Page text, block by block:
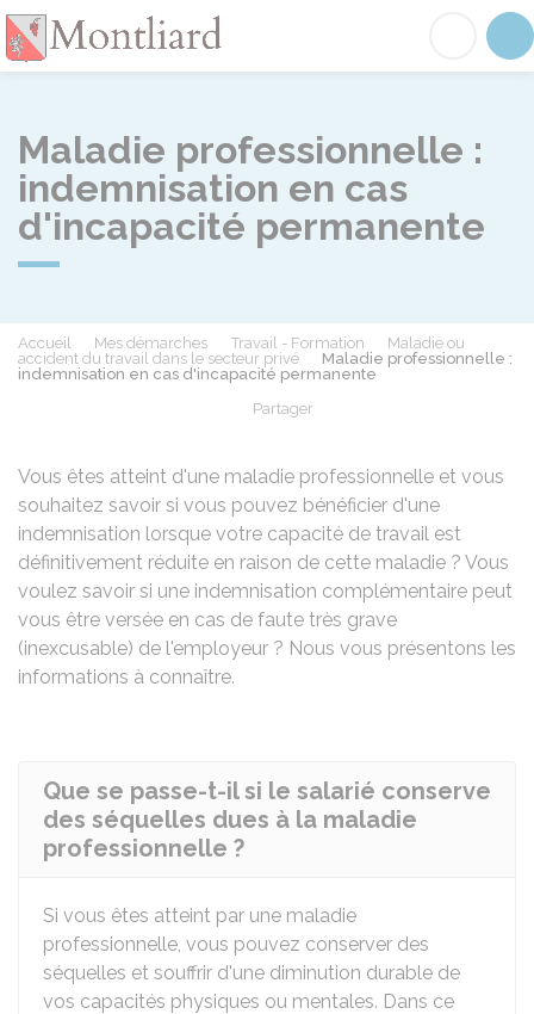
Maladie professionnelle :
indemnisation en cas
d'incapacité permanente
Accueil Mes démarches Travail - Formation
Maladie ou
accident du travail dans le secteur privé
Maladie professionnelle :
indemnisation en cas d'incapacité permanente
Partager
Vous êtes atteint d'une maladie professionnelle et vous
souhaitez savoir si vous pouvez bénéficier d'une
indemnisation lorsque votre capacité de travail est
définitivement réduite en raison de cette maladie ? Vous
voulez savoir si une indemnisation complémentaire peut
vous être versée en cas de faute très grave
(inexcusable) de l'employeur ? Nous vous présentons les
informations à connaître.
Que se passe-t-il si le salarié conserve
des séquelles dues à la maladie
professionnelle ?
Si vous êtes atteint par une maladie
professionnelle, vous pouvez conserver des
séquelles et souffrir d'une diminution durable de
vos capacités physiques ou mentales. Dans ce